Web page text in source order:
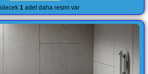
1 adet daha resim var